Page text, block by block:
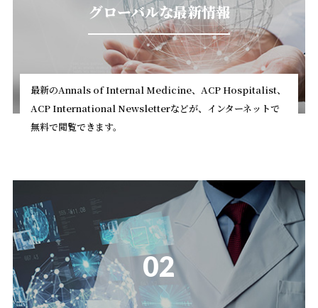
グローバルな最新情報
最新のAnnals of Internal Medicine、ACP Hospitalist、
ACP International Newsletterなどが、インターネットで
無料で閲覧できます。
02